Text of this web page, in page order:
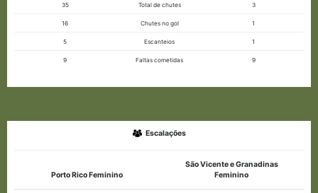
35 Total de chutes 3
16 Chutes no gol 1
5 Escanteios 1
9 Faltas cometidas 9
Escalações
Porto Rico Feminino
São Vicente e Granadinas
Feminino